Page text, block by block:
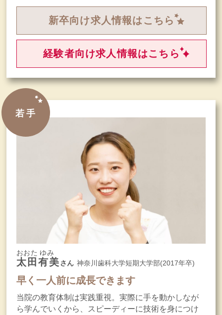
新卒向け求人情報はこちら
経験者向け求人情報はこちら
若手
おおた ゆみ
太田有美 さん 神奈川歯科大学短期大学部(2017年卒)
早く一人前に成長できます
当院の教育体制は実践重視。実際に手を動かしなが
ら学んでいくから、スピーディーに技術を身につけ